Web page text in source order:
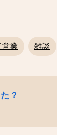
営業 雑談
？